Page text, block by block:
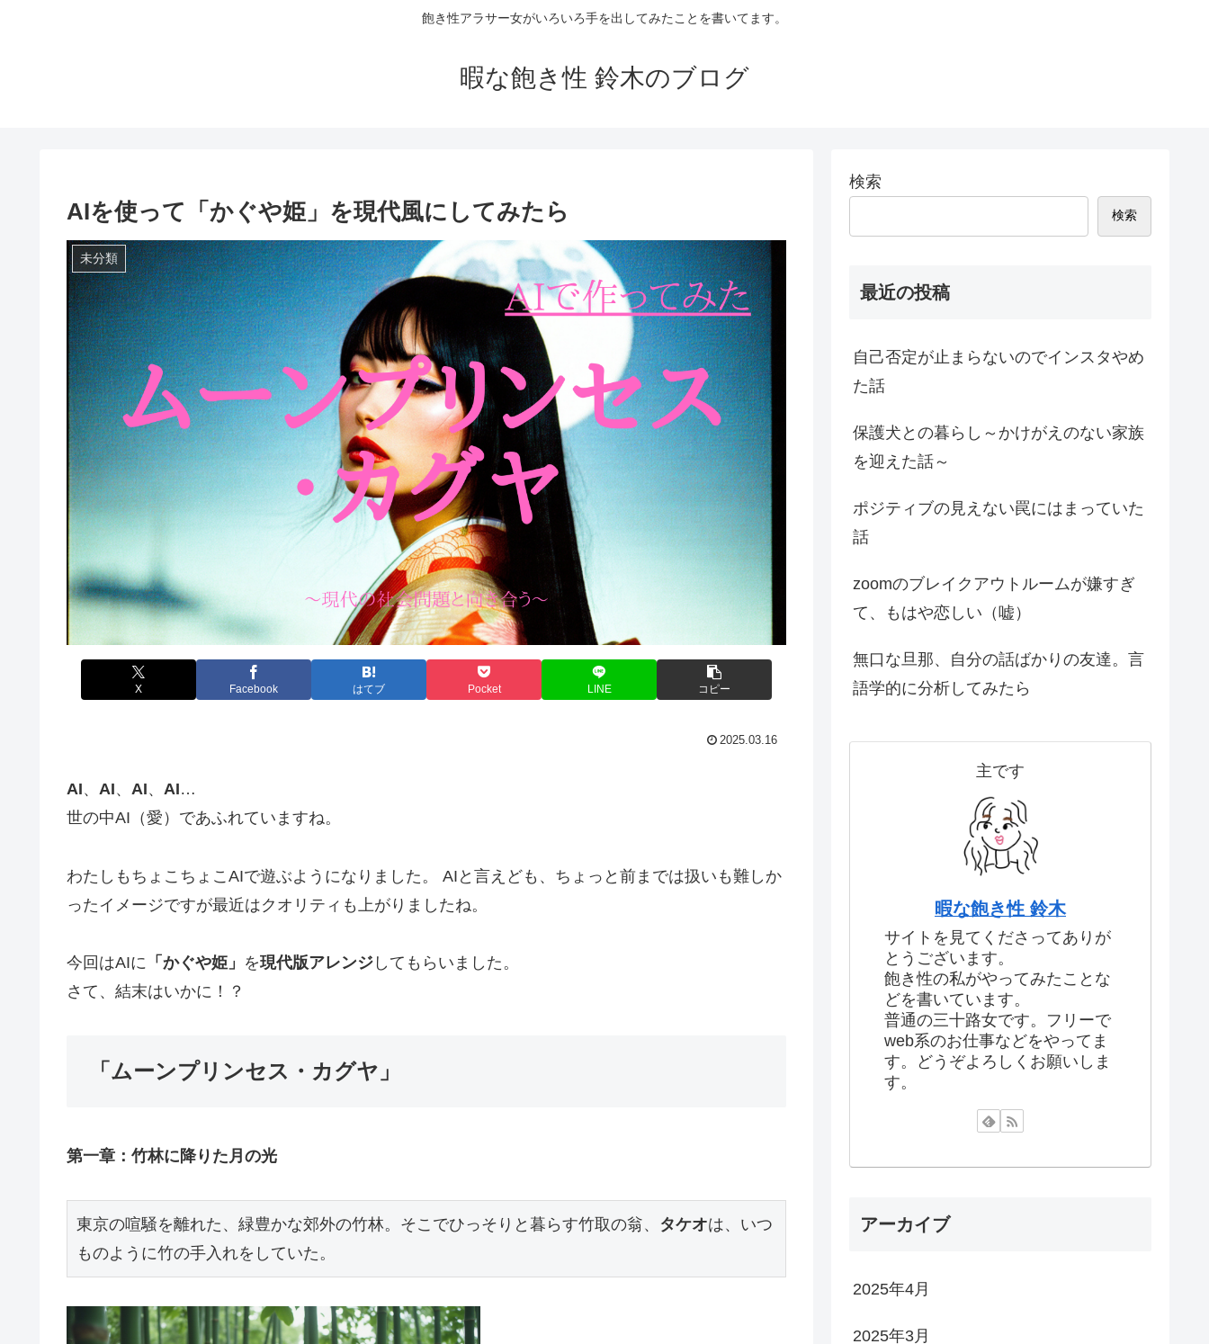
飽き性アラサー女がいろいろ手を出してみたことを書いてます。
暇な飽き性 鈴木のブログ
AIを使って「かぐや姫」を現代風にしてみたら
未分類
X Facebook はてブ Pocket LINE コピー
2025.03.16
AI、 AI、 AI、 AI…
世の中AI（愛）であふれていますね。
わたしもちょこちょこAIで遊ぶようになりました。 AIと言えども、ちょっと前までは扱いも難しか
ったイメージですが最近はクオリティも上がりましたね。
今回はAIに 「かぐや姫」 を現代版アレンジ してもらいました。
さて、結末はいかに！？
「ムーンプリンセス・カグヤ」
第一章：竹林に降りた月の光
東京の喧騒を離れた、緑豊かな郊外の竹林。そこでひっそりと暮らす竹取の翁、 タケオは、いつ
ものように竹の手入れをしていた。
検索
検索
最近の投稿
自己否定が止まらないのでインスタやめ
た話
保護犬との暮らし～かけがえのない家族
を迎えた話～
ポジティブの見えない罠にはまっていた
話
zoomのブレイクアウトルームが嫌すぎ
て、もはや恋しい（嘘）
無口な旦那、自分の話ばかりの友達。言
語学的に分析してみたら
主です
暇な飽き性 鈴木
サイトを見てくださってありが
とうございます。
飽き性の私がやってみたことな
どを書いています。
普通の三十路女です。フリーで
web系のお仕事などをやってま
す。どうぞよろしくお願いしま
す。
アーカイブ
2025年4月
2025年3月